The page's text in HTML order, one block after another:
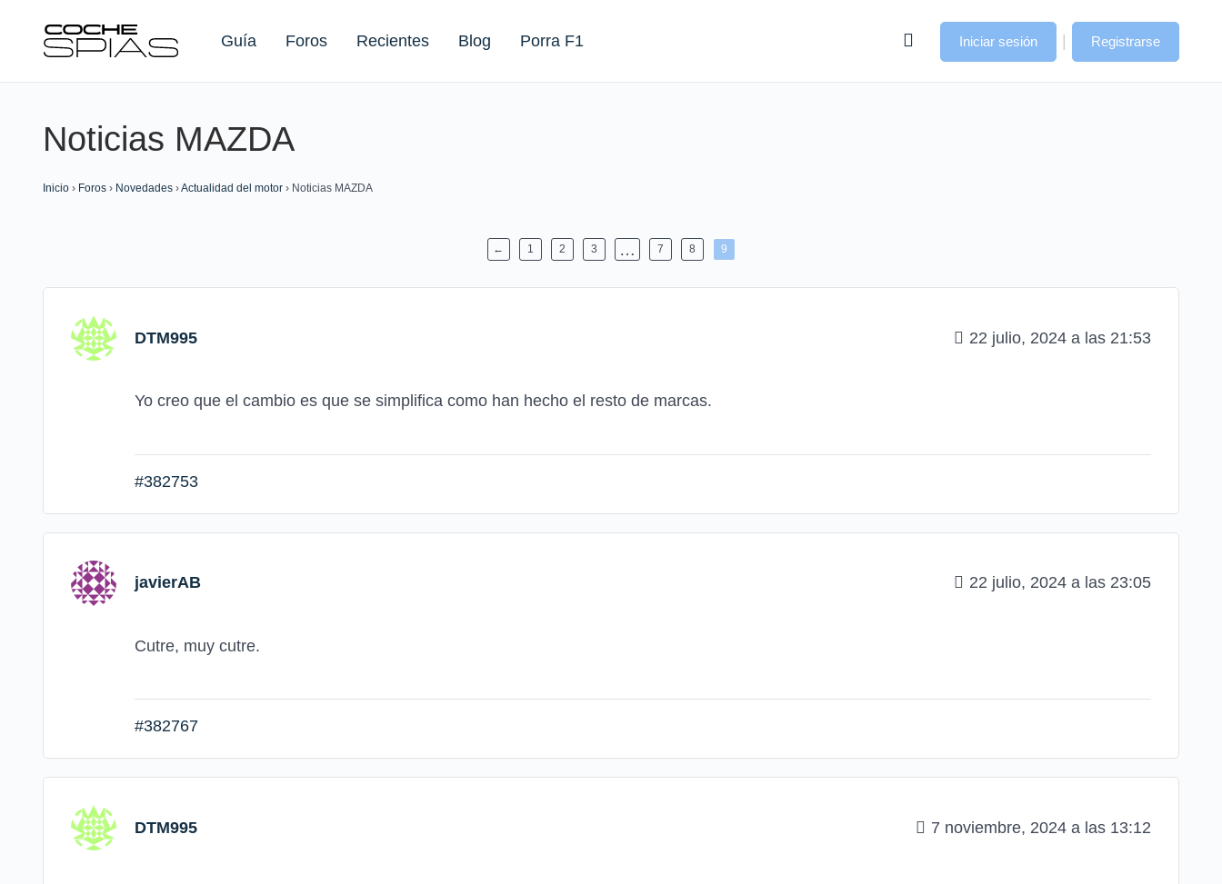
Guía Foros Recientes Blog Porra F1
Buscar:
Iniciar sesión | Registrarse
Noticias MAZDA
Inicio › Foros › Novedades ›Actualidad del motor › Noticias MAZDA
← 1 2 3 … 7 8 9
DTM995 22 julio, 2024 a las 21:53
Yo creo que el cambio es que se simplifica como han hecho el resto de marcas.
#382753
javierAB 22 julio, 2024 a las 23:05
Cutre, muy cutre.
#382767
DTM995 7 noviembre, 2024 a las 13:12